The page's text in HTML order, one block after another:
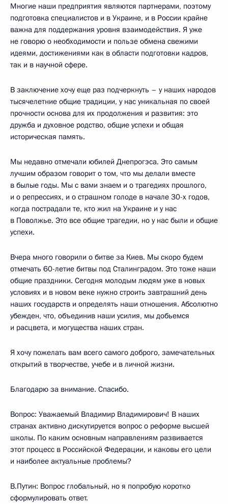
Многие наши предприятия являются партнерами, поэтому
подготовка специалистов и в Украине, и в России крайне
важна для поддержания уровня взаимодействия. Я уже
не говорю о необходимости и пользе обмена свежими
идеями, достижениями как в области подготовки кадров,
так и в научной сфере.
В заключение хочу еще раз подчеркнуть – у наших народов
тысячелетние общие традиции, у нас уникальная по своей
прочности основа для их продолжения и развития: это
дружба и духовное родство, общие успехи и общая
историческая память.
Мы недавно отмечали юбилей Днепрогэса. Это самым
лучшим образом говорит о том, что мы делали вместе
в былые годы. Мы с вами знаем и о трагедиях прошлого,
и о репрессиях, и о страшном голоде в начале 30-х годов,
когда пострадали те, кто жил на Украине и у нас
в Поволжье. Это все общие трагедии, но у нас были и общие
успехи.
Вчера много говорили о битве за Киев. Мы скоро будем
отмечать 60-летие битвы под Сталинградом. Это тоже наши
общие праздники. Сегодня молодым людям уже в новых
условиях и в новом веке нужно строить завтрашний день
наших государств и определять наши отношения. Абсолютно
убежден, что, объединив наши усилия, мы добьемся
и расцвета, и могущества наших стран.
Я хочу пожелать вам всего самого доброго, замечательных
открытий в творчестве, учебе и в личной жизни.
Благодарю за внимание. Спасибо.
Вопрос: Уважаемый Владимир Владимирович! В наших
странах активно дискутируется вопрос о реформе высшей
школы. По каким основным направлениям развивается
этот процесс в Российской Федерации, и каковы его цели
и наиболее актуальные проблемы?
В.Путин: Вопрос глобальный, но я попробую коротко
сформулировать ответ.